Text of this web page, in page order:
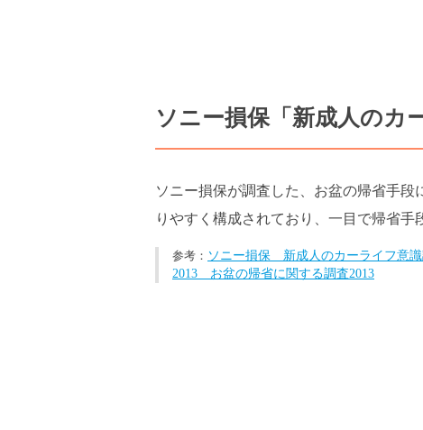
ソニー損保「新成人のカ
ソニー損保が調査した、お盆の帰省手
りやすく構成されており、一目で帰省手
ソニー損保 新成人のカーライフ意識
2013 お盆の帰省に関する調査2013